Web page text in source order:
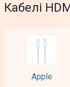
Кабелі
Apple